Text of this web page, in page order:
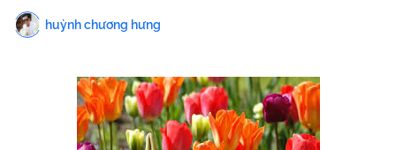
huỳnh chương hưng